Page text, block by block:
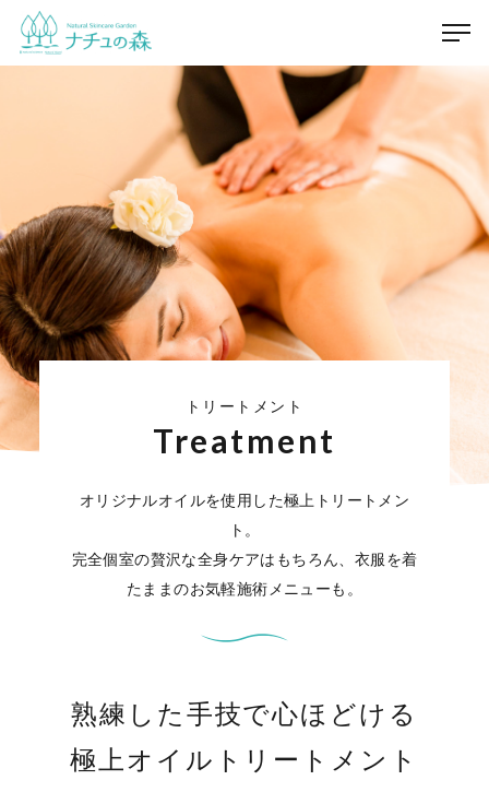
トリートメント
Treatment
オリジナルオイルを使用した極上トリートメン
ト。
完全個室の贅沢な全身ケアはもちろん、衣服を着
たままのお気軽施術メニューも。
熟練した手技で心ほどける
極上オイルトリートメント